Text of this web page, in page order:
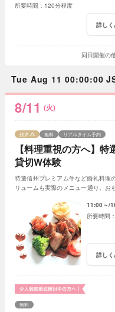
120分程度
詳しく
同日開催の
Tue Aug 11 00:00:00
8/11 (火)
【料理重視の方へ】
貸切W体験
残席 無料 リアルタイム予約
特選信州プレミアム牛など婚礼料理
リュームも実際のメニュー通り。お
11:00～
詳しく
無料